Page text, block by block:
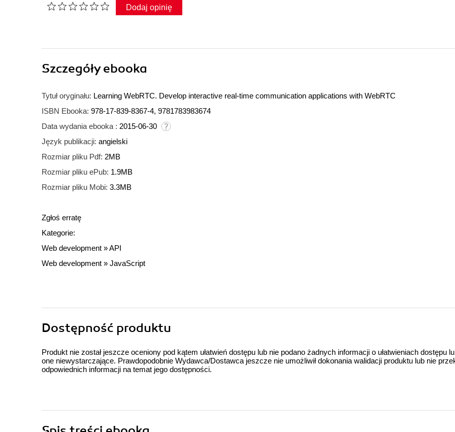
Dodaj opinię
Szczegółyebooka
Tytuł oryginału: Learning WebRTC. Develop interactive real-time communication applications with WebRTC
ISBN Ebooka: 978-17-839-8367-4, 9781783983674
Data wydania ebooka : 2015-06-30
Język publikacji: angielski
Rozmiar pliku Pdf: 2MB
Rozmiar pliku ePub: 1.9MB
Rozmiar pliku Mobi: 3.3MB
Zgłoś erratę
Kategorie:
Web development »API
Web development » JavaScript
Dostępność produktu
Produkt nie został jeszcze oceniony pod kątem ułatwień dostępu lub nie podano żadnych informacji o ułatwieniach dostępu
one niewystarczające. Prawdopodobnie Wydawca/Dostawca jeszcze nie umożliwił dokonania walidacji produktu lub nie
odpowiednich informacji na temat jego dostępności.